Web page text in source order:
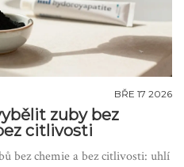
BŘE 17 2026
zuby bez
citlivosti
bez chemie a bez citlivosti: uhlí